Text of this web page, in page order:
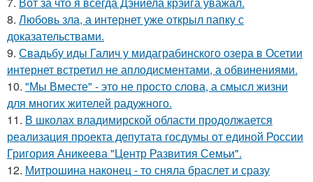
8. Любовь зла, а интернет уже открыл папку с
доказательствами.
9. Свадьбу иды Галич у мидаграбинского озера в Осетии
интернет встретил не аплодисментами, а обвинениями.
10. "Мы Вместе" - это не просто слова, а смысл жизни
для многих жителей радужного.
11. В школах владимирской области продолжается
реализация проекта депутата госдумы от единой России
Григория Аникеева "Центр Развития Семьи".
12. Митрошина наконец - то сняла браслет и сразу